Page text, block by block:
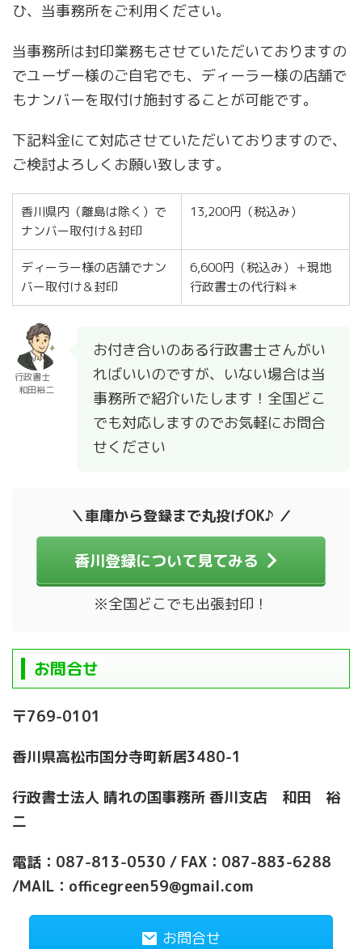
ひ、当事務所をご利用ください。
当事務所は封印業務もさせていただいておりますの
でユーザー様のご自宅でも、ディーラー様の店舗で
もナンバーを取付け施封することが可能です。
下記料金にて対応させていただいておりますので、
ご検討よろしくお願い致します。
香川県内（離島は除く）で
ナンバー取付け＆封印
13,200円（税込み）
ディーラー様の店舗でナン
バー取付け＆封印
6,600円（税込み）＋現地
行政書士の代行料＊
行政書士
和田裕二
お付き合いのある行政書士さんがい
ればいいのですが、いない場合は当
事務所で紹介いたします！全国どこ
でも対応しますのでお気軽にお問合
せください
＼車庫から登録まで丸投げOK♪ ／
香川登録について見てみる
※全国どこでも出張封印！
お問合せ
〒769-0101
香川県高松市国分寺町新居3480-1
行政書士法人 晴れの国事務所 香川支店 和田 裕
二
電話：087-813-0530 / FAX：087-883-6288
/MAIL：officegreen59@gmail.com
お問合せ